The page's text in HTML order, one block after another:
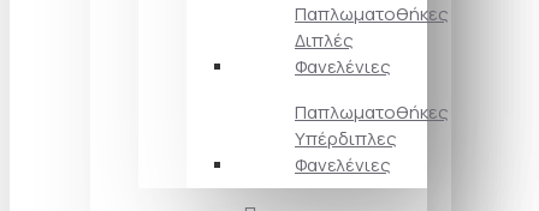
Παπλωματοθήκες
Διπλές
Φανελένιες
Παπλωματοθήκες
Υπέρδιπλες
Φανελένιες